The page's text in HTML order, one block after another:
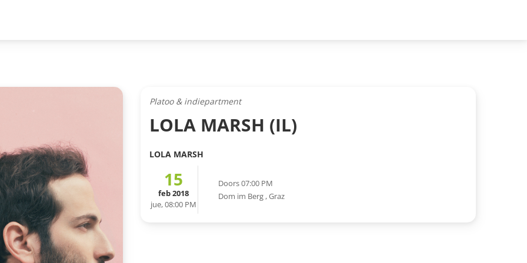
Platoo & indiepartment
LOLA MARSH (IL)
LOLA MARSH
15
feb 2018
jue, 08:00 PM
Doors 07:00 PM
Dom im Berg ,Graz